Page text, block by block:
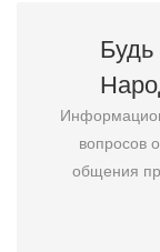
вопросов
общения